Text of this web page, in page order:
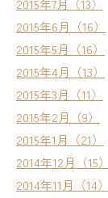
2015年7月（13）
2015年6月（16）
2015年5月（16）
2015年4月（13）
2015年3月（11）
2015年2月（9）
2015年1月（21）
2014年12月（15）
2014年11月（14）